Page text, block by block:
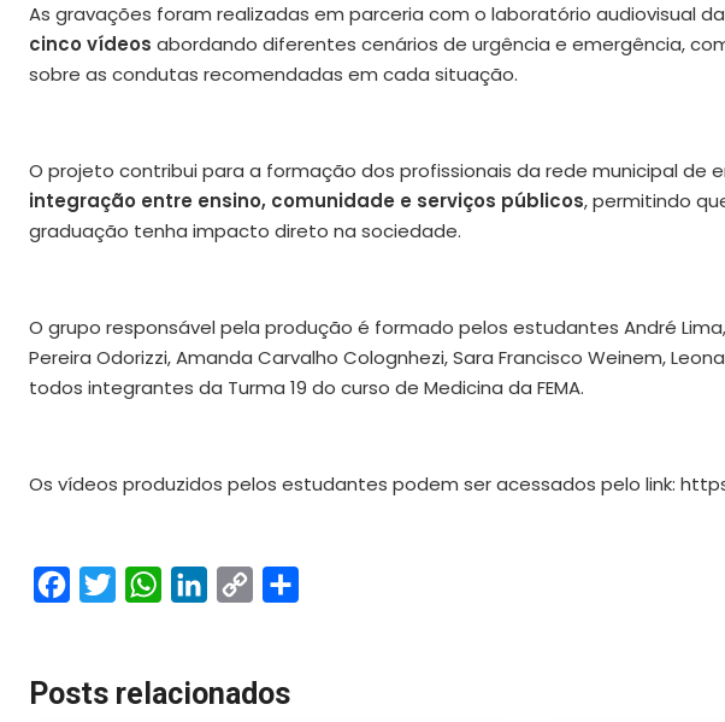
As gravações foram realizadas em parceria com o laboratório audiovisual da
cinco vídeos abordando diferentes cenários de urgência e emergência,
sobre as condutas recomendadas em cada situação.
O projeto contribui para a formação dos profissionais da rede municipal de
integração entre ensino, comunidade e serviços públicos, permitindo
graduação tenha impacto direto na sociedade.
O grupo responsável pela produção é formado pelos estudantes André
Pereira Odorizzi, Amanda Carvalho Colognhezi, Sara Francisco Weinem,
todos integrantes da Turma 19 do curso de Medicina da FEMA.
Os vídeos produzidos pelos estudantes podem ser acessados pelo link:
FacebookTwitterWhatsAppLinkedIn
Copy
Posts relacionados